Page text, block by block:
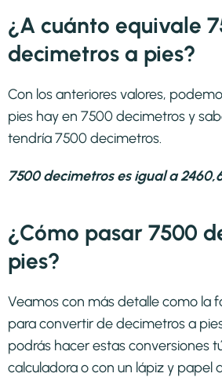
¿A cuánto equivale
decimetros a pies?
Con los anteriores valores,
pies hay en 7500 decimetros y
tendría 7500 decimetros.
7500 decimetros es igual a
¿Cómo pasar 7500
pies?
Veamos con más detalle como la
para convertir de decimetros a
podrás hacer estas conversiones
calculadora o con un lápiz y papel